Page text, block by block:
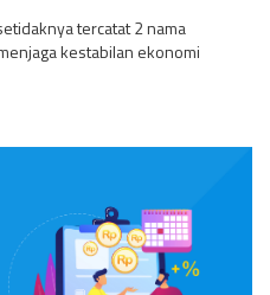
tercatat 2 nama
kestabilan ekonomi